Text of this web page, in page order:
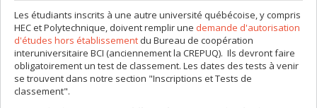
Les étudiants inscrits à une autre université québécoise, y compris
HEC et Polytechnique, doivent remplir une demande d'autorisation
d'études hors établissement du Bureau de coopération
interuniversitaire BCI (anciennement la CREPUQ). Ils devront faire
obligatoirement un test de classement. Les dates des tests à venir
se trouvent dans notre section "Inscriptions et Tests de
classement".